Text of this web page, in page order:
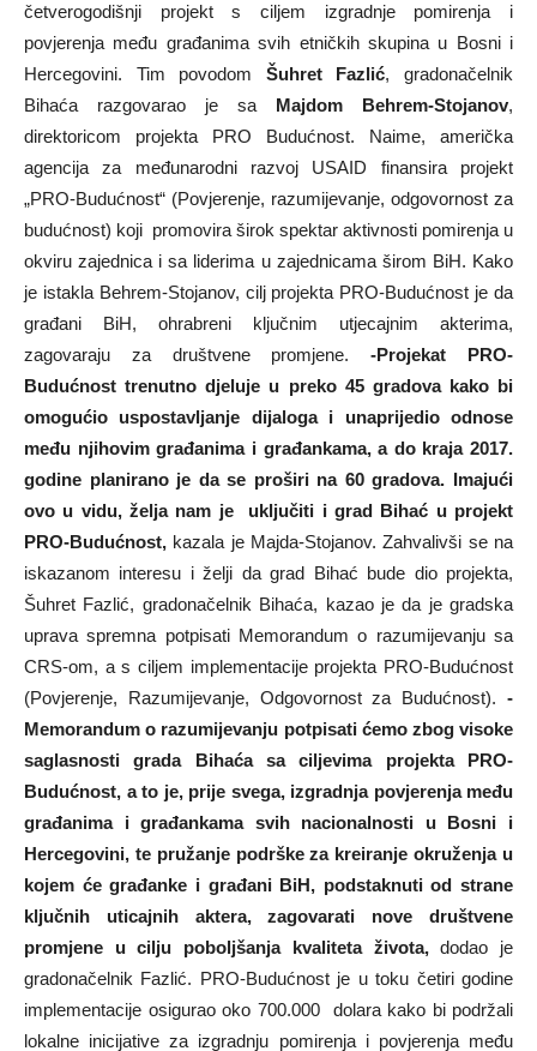
četverogodišnji projekt s ciljem izgradnje pomirenja i
povjerenja među građanima svih etničkih skupina u Bosni i
Hercegovini. Tim povodom Šuhret Fazlić, gradonačelnik
Bihaća razgovarao je sa Majdom Behrem-Stojanov,
direktoricom projekta PRO Budućnost. Naime, američka
agencija za međunarodni razvoj USAID finansira projekt
„PRO-Budućnost“ (Povjerenje, razumijevanje, odgovornost za
budućnost) koji promovira širok spektar aktivnosti pomirenja u
okviru zajednica i sa liderima u zajednicama širom BiH. Kako
je istakla Behrem-Stojanov, cilj projekta PRO-Budućnost je da
građani BiH, ohrabreni ključnim utjecajnim akterima,
zagovaraju za društvene promjene.-Projekat PRO-
Budućnost trenutno djeluje u preko 45 gradova kako bi
omogućio uspostavljanje dijaloga i unaprijedio odnose
među njihovim građanima i građankama, a do kraja 2017.
godine planirano je da se proširi na 60 gradova. Imajući
ovo u vidu, želja nam je uključiti i grad Bihać u projekt
PRO-Budućnost, kazala je Majda-Stojanov. Zahvalivši se na
iskazanom interesu i želji da grad Bihać bude dio projekta,
Šuhret Fazlić, gradonačelnik Bihaća, kazao je da je gradska
uprava spremna potpisati Memorandum o razumijevanju sa
CRS-om, a s ciljem implementacije projekta PRO-Budućnost
(Povjerenje, Razumijevanje, Odgovornost za Budućnost). -
Memorandum o razumijevanju potpisati ćemo zbog visoke
saglasnosti grada Bihaća sa ciljevima projekta PRO-
Budućnost, a to je, prije svega, izgradnja povjerenja među
građanima i građankama svih nacionalnosti u Bosni i
Hercegovini, te pružanje podrške za kreiranje okruženja u
kojem će građanke i građani BiH, podstaknuti od strane
ključnih uticajnih aktera, zagovarati nove društvene
promjene u cilju poboljšanja kvaliteta života,dodao je
gradonačelnik Fazlić. PRO-Budućnost je u toku četiri godine
implementacije osigurao oko 700.000 dolara kako bi podržali
lokalne inicijative za izgradnju pomirenja i povjerenja među